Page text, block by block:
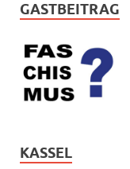
GASTBEITRAG
KASSEL